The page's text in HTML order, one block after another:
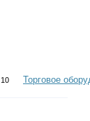
10 Торговое